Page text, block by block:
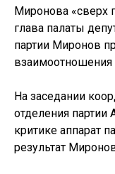
Миронова «сверх
глава палаты
партии Миронов
взаимоотношения
На заседании
отделения партии
критике аппарат
результат